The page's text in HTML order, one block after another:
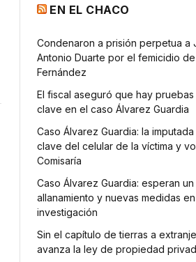
EN EL CHACO
Condenaron a prisión perpetua a
Antonio Duarte por el femicidio de
Fernández
El fiscal aseguró que hay
clave en el caso Álvarez Guardia
Caso Álvarez Guardia: la
clave del celular de la víctima y
Comisaría
Caso Álvarez Guardia: esperan un
allanamiento y nuevas medidas
investigación
Sin el capítulo de tierras a
avanza la ley de propiedad